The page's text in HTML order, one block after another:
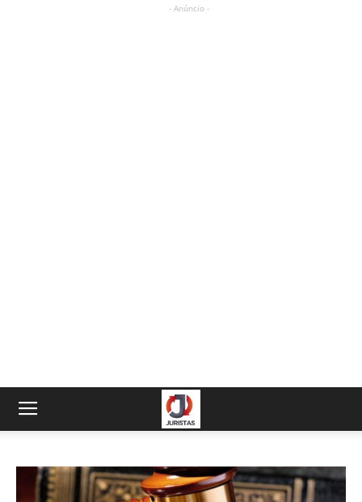
- Anúncio -